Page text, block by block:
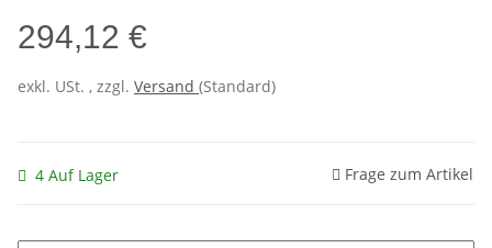
294,12 €
exkl. USt. , zzgl. Versand (Standard)
4 Auf Lager Frage zum Artikel